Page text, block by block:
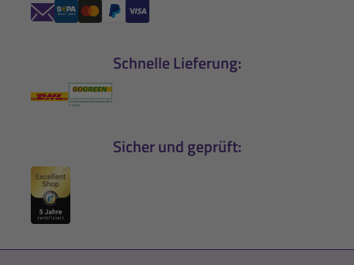
Schnelle Lieferung:
Sicher und geprüft: